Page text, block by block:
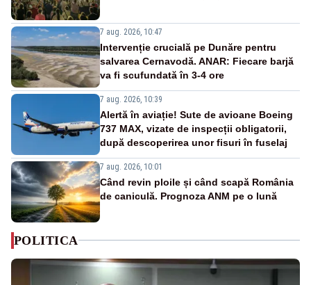
7 aug. 2026, 10:47
Intervenție crucială pe Dunăre pentru
salvarea Cernavodă. ANAR: Fiecare barjă
va fi scufundată în 3-4 ore
7 aug. 2026, 10:39
Alertă în aviație! Sute de avioane Boeing
737 MAX, vizate de inspecții obligatorii,
după descoperirea unor fisuri în fuselaj
7 aug. 2026, 10:01
Când revin ploile și când scapă România
de caniculă. Prognoza ANM pe o lună
POLITICA